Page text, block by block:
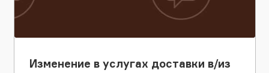
Изменение в услугах доставки в/из